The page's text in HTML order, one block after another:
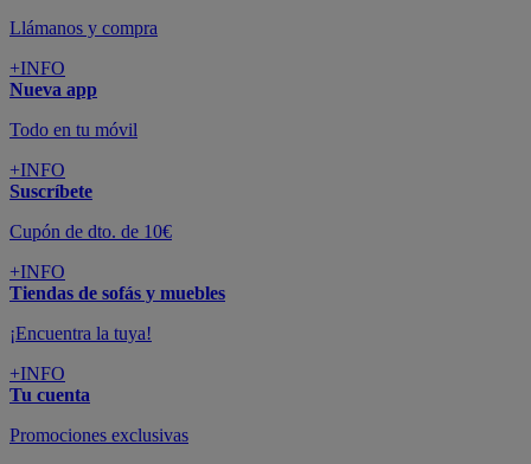
Llámanos y compra
+INFO
Nueva app
Todo en tu móvil
+INFO
Suscríbete
Cupón de dto. de 10€
+INFO
Tiendas de sofás y muebles
¡Encuentra la tuya!
+INFO
Tu cuenta
Promociones exclusivas